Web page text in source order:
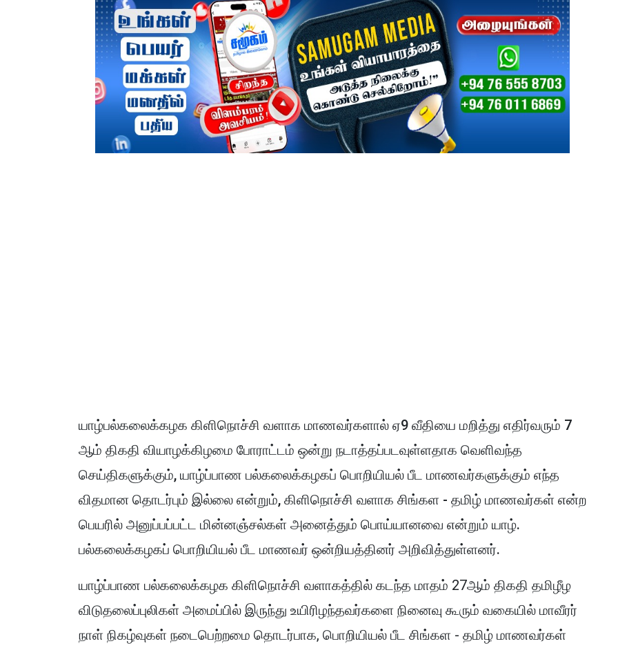
யாழ்பல்கலைக்கழக கிளிநொச்சி வளாக மாணவர்களால் ஏ9 வீதியை மறித்து எதிர்வரும் 7
ஆம் திகதி வியாழக்கிழமை போராட்டம் ஒன்று நடாத்தப்படவுள்ளதாக வெளிவந்த
செய்திகளுக்கும், யாழ்ப்பாண பல்கலைக்கழகப் பொறியியல் பீட மாணவர்களுக்கும் எந்த
விதமான தொடர்பும் இல்லை என்றும், கிளிநொச்சி வளாக சிங்கள - தமிழ் மாணவர்கள் என்ற
பெயரில் அனுப்பப்பட்ட மின்னஞ்சல்கள் அனைத்தும் பொய்யானவை என்றும் யாழ்.
பல்கலைக்கழகப் பொறியியல் பீட மாணவர் ஒன்றியத்தினர் அறிவித்துள்ளனர்.
யாழ்ப்பாண பல்கலைக்கழக கிளிநொச்சி வளாகத்தில் கடந்த மாதம் 27ஆம் திகதி தமிழீழ
விடுதலைப்புலிகள் அமைப்பில் இருந்து உயிரிழந்தவர்களை நினைவு கூரும் வகையில் மாவீரர்
நாள் நிகழ்வுகள் நடைபெற்றமை தொடர்பாக, பொறியியல் பீட சிங்கள - தமிழ் மாணவர்கள்